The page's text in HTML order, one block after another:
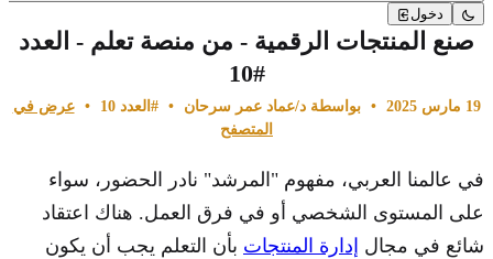
دخول
صنع المنتجات الرقمية - من منصة تعلم - العدد
#10
19 مارس 2025 • بواسطة د/عماد عمر سرحان • #العدد 10 •
عرض في
المتصفح
في عالمنا العربي، مفهوم "المرشد" نادر الحضور، سواء
على المستوى الشخصي أو في فرق العمل. هناك اعتقاد
شائع في مجال إدارة المنتجات بأن التعلم يجب أن يكون